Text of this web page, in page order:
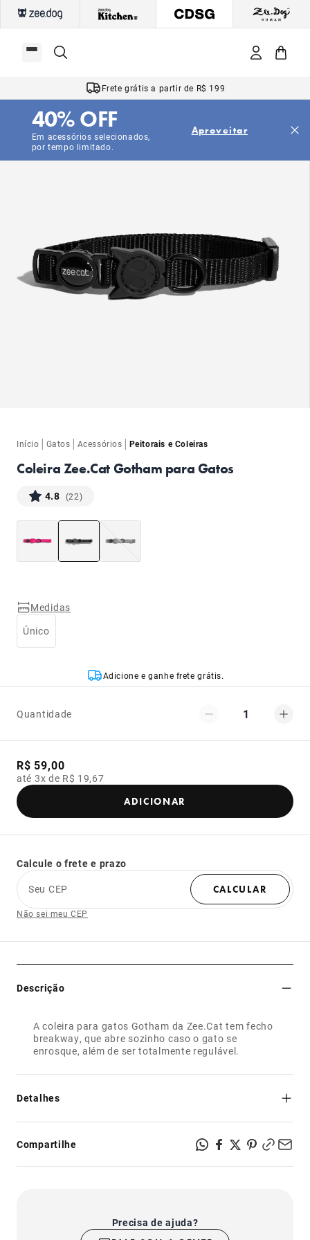
Frete grátis a partir de R$ 199
Em acessórios selecionados,
por tempo limitado.
40% OFF Aproveitar
Início | Gatos | Acessórios | Peitorais e Coleiras
Coleira Zee.Cat Gotham para Gatos
4.8 (22)
Medidas
Único
Adicione e ganhe frete grátis.
Quantidade 1
R$ 59,00
até 3x de R$ 19,67
ADICIONAR
Calcule o frete e prazo
Seu CEP
CALCULAR
Não sei meu CEP
Descrição
A coleira para gatos Gotham da Zee.Cat tem fecho
breakway, que abre sozinho caso o gato se
enrosque, além de ser totalmente regulável.
Detalhes
- Exclusivo fecho breakaway que abre sozinho caso o gato
se enrosque;
- Super poliéster estampado com tecnologia heat-transfer
Compartilhe
Precisa de ajuda?